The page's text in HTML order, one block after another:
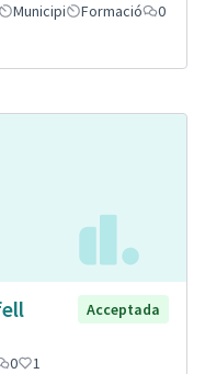
Municipi Formació
0
Acceptada
0 1